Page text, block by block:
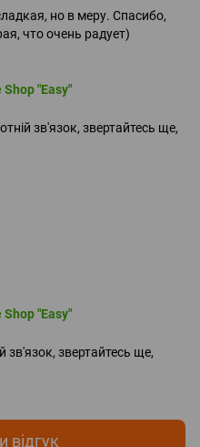
но в меру. Спасибо,
что очень радует)
"Easy"
зв'язок, звертайтесь ще,
"Easy"
зв'язок, звертайтесь ще,
відгук